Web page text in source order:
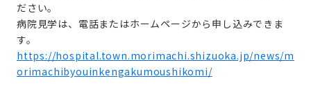
ださい。
病院見学は、電話またはホームページから申し込みできま
す。
https://hospital.town.morimachi.shizuoka.jp/news/m
orimachibyouinkengakumoushikomi/